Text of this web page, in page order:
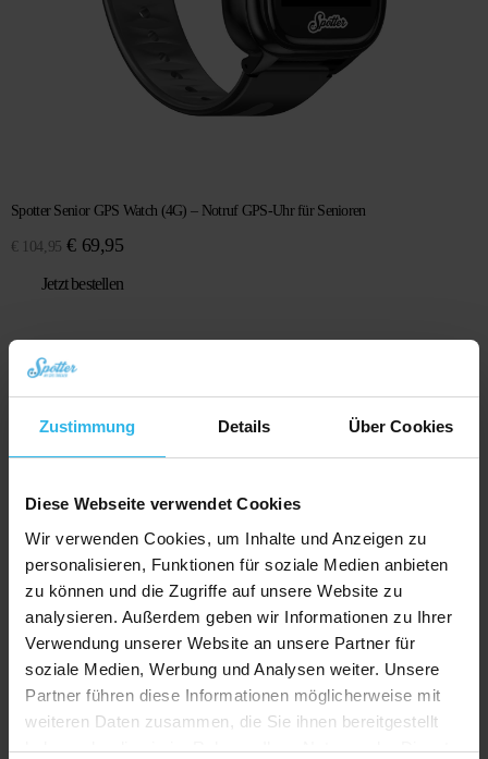
Zustimmung Details Über Cookies
Diese Webseite verwendet Cookies
Wir verwenden Cookies, um Inhalte und Anzeigen zu
personalisieren, Funktionen für soziale Medien anbieten
zu können und die Zugriffe auf unsere Website zu
analysieren. Außerdem geben wir Informationen zu Ihrer
Verwendung unserer Website an unsere Partner für
soziale Medien, Werbung und Analysen weiter. Unsere
Partner führen diese Informationen möglicherweise mit
weiteren Daten zusammen, die Sie ihnen bereitgestellt
haben oder die sie im Rahmen Ihrer Nutzung der Dienste
Spotter Senior GPS Watch (4G) – Notruf GPS-Uhr für Senioren
€ 104,95 Ursprünglicher
war:
€ 69,95Aktueller
ist:
Jetzt bestellen